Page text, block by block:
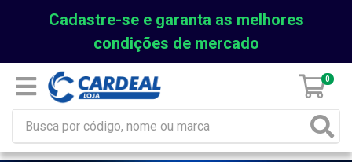
Cadastre-se e garanta as melhores
condições de mercado
0